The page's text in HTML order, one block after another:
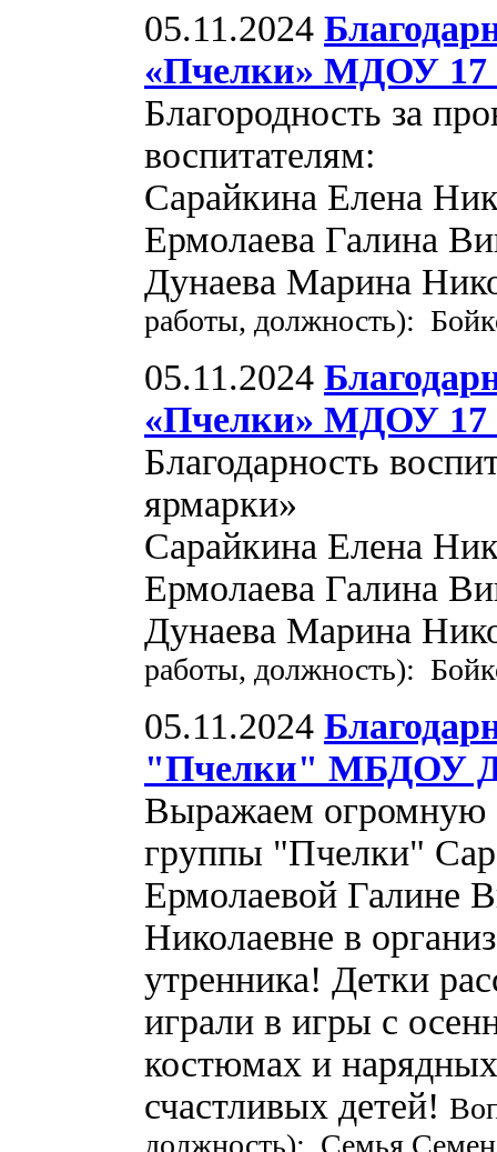
05.11.2024
«Пчелки» МДОУ 17
Благородность за
воспитателям:
Сарайкина Елена
Ермолаева Галина
Дунаева Марина
работы, должность):
05.11.2024
«Пчелки» МДОУ 17
Благодарность
ярмарки»
Сарайкина Елена
Ермолаева Галина
Дунаева Марина
работы, должность):
05.11.2024
"Пчелки" МБДОУ
Выражаем огромную
группы "Пчелки"
Ермолаевой Галине
Николаевне в
утренника! Детки
играли в игры с
костюмах и
счастливых детей!
должность): Семья